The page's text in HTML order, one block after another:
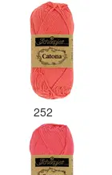
252